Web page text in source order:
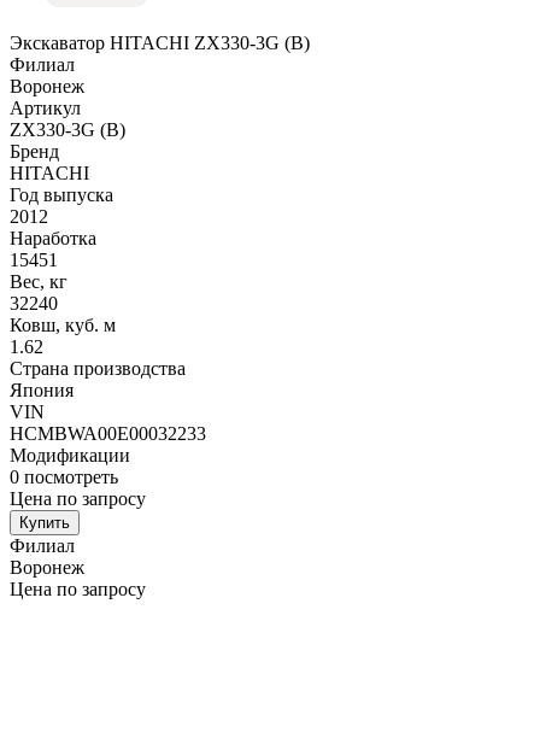
Экскаватор HITACHI ZX330-3G (B)
Филиал
Воронеж
Артикул
ZX330-3G (B)
Бренд
HITACHI
Год выпуска
2012
Наработка
15451
Вес, кг
32240
Ковш, куб. м
1.62
Страна производства
Япония
VIN
HCMBWA00E00032233
Модификации
0 посмотреть
Цена по запросу
Купить
Филиал
Воронеж
Цена по запросу